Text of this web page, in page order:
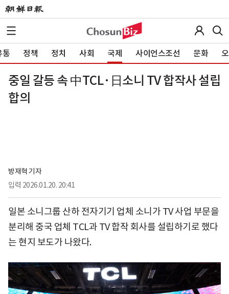
통 정책 정치 사회 국제 사이언스조선 문화
중일 갈등 속 中TCL·日소니 TV 합작사 설립
합의
방재혁 기자
입력 2026.01.20. 20:41
일본 소니그룹 산하 전자기기 업체 소니가 TV 사업 부문을
분리해 중국 업체 TCL과 TV 합작 회사를 설립하기로 했다
는 현지 보도가 나왔다.